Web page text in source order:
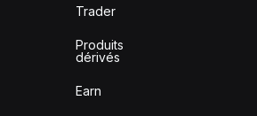
Trader
Produits
dérivés
Earn